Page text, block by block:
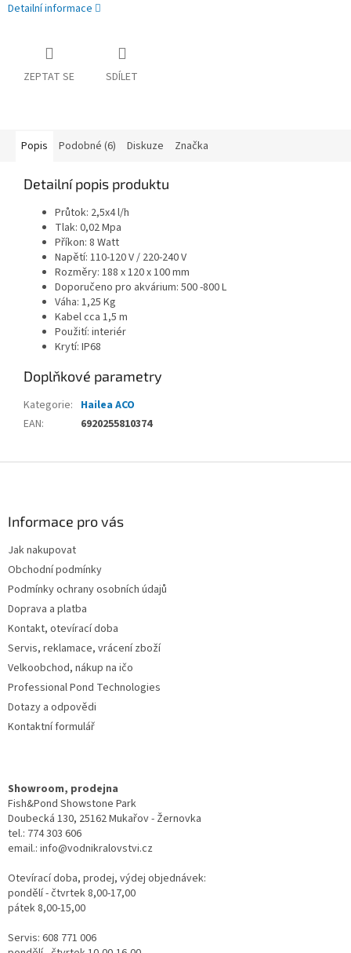
Detailní informace
ZEPTAT SE SDÍLET
Popis Podobné (6) Diskuze Značka
Detailní popis produktu
Průtok: 2,5x4 l/h
Tlak: 0,02 Mpa
Příkon: 8 Watt
Napětí: 110-120 V / 220-240 V
Rozměry: 188 x 120 x 100 mm
Doporučeno pro akvárium: 500 -800 L
Váha: 1,25 Kg
Kabel cca 1,5 m
Použití: interiér
Krytí: IP68
Doplňkové parametry
Kategorie: Hailea ACO
EAN: 6920255810374
Informace pro vás
Jak nakupovat
Obchodní podmínky
Podmínky ochrany osobních údajů
Doprava a platba
Kontakt, otevírací doba
Servis, reklamace, vrácení zboží
Velkoobchod, nákup na ičo
Professional Pond Technologies
Dotazy a odpovědi
Kontaktní formulář
Showroom, prodejna
Fish&Pond Showstone Park
Doubecká 130, 25162 Mukařov - Žernovka
tel.: 774 303 606
email.: info@vodnikralovstvi.cz
Otevírací doba, prodej, výdej objednávek:
pondělí - čtvrtek 8,00-17,00
pátek 8,00-15,00
Servis: 608 771 006